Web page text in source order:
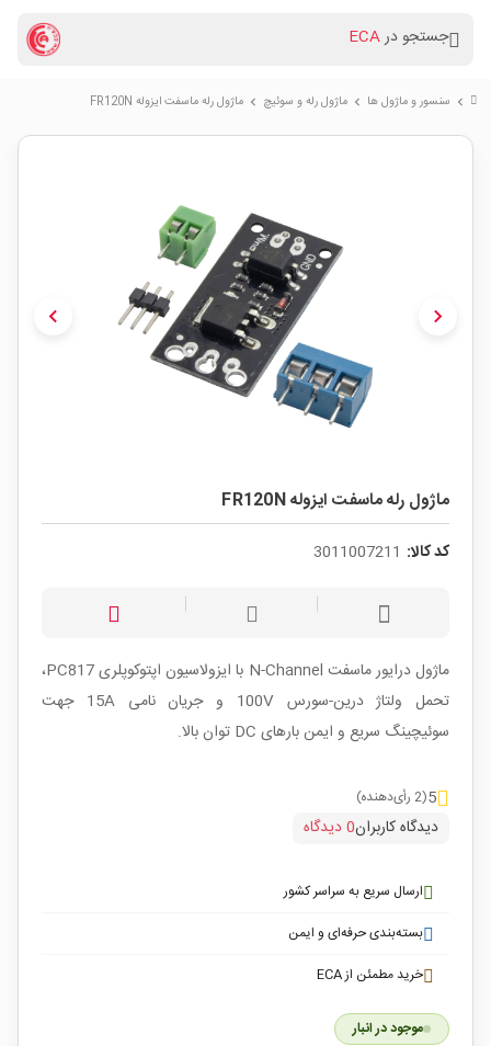
جستجو درECA
chevron_right سنسور و ماژول ها chevron_right ماژول رله و سوئیچ chevron_right ماژول رله ماسفت ایزوله FR120N
chevron_left chevron_right
ماژول رله ماسفت ایزوله FR120N
کد کالا: 3011007211
ماژول درایور ماسفت N-Channel با ایزولاسیون اپتوکوپلری PC817،
تحمل ولتاژ درین-سورس 100V و جریان نامی 15A جهت
سوئیچینگ سریع و ایمن بارهای DC توان بالا.
5(2 رأی‌دهنده)
دیدگاه کاربران0 دیدگاه
ارسال سریع به سراسر کشور
بسته‌بندی حرفه‌ای و ایمن
خرید مطمئن از ECA
موجود در انبار